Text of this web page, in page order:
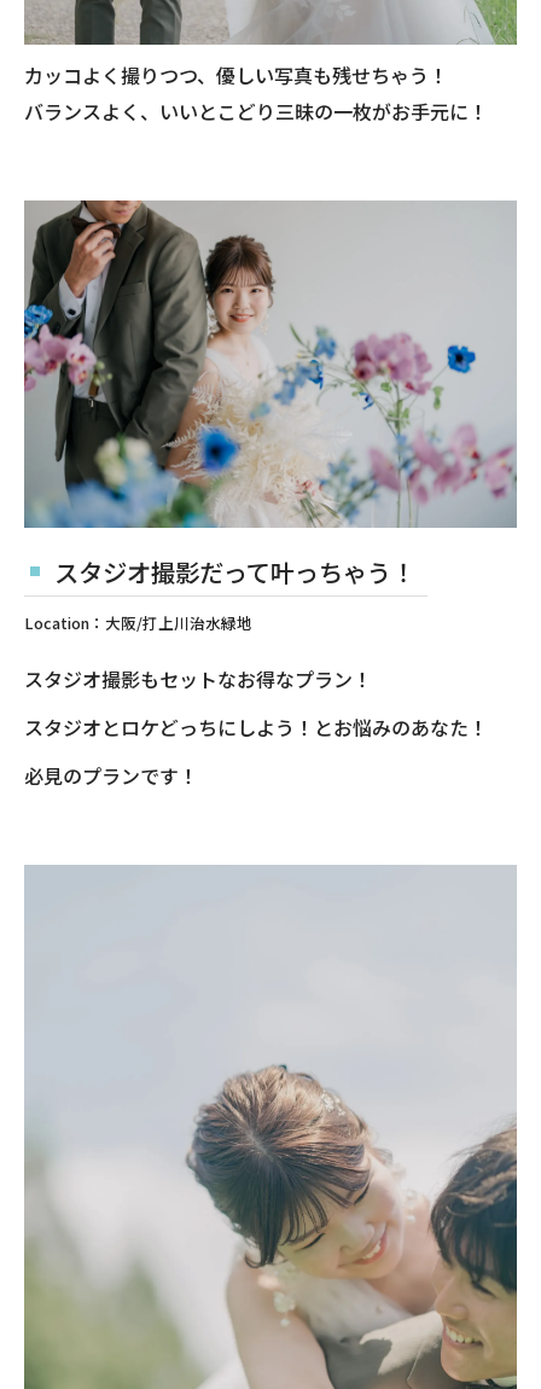
カッコよく撮りつつ、優しい写真も残せちゃう！
バランスよく、いいとこどり三昧の一枚がお手元に！
スタジオ撮影だって叶っちゃう！
Location：大阪/打上川治水緑地
スタジオ撮影もセットなお得なプラン！
スタジオとロケどっちにしよう！とお悩みのあなた！
必見のプランです！